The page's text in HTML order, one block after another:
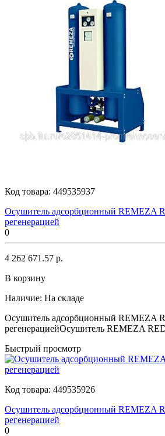
Код товара: 449535937
Осушитель адсорбционный REMEZA
регенерацией
0
4 262 671.57 р.
В корзину
Наличие: На складе
Осушитель адсорбционный REMEZA
регенерациейОсушитель REMEZA
Быстрый просмотр
Код товара: 449535926
Осушитель адсорбционный REMEZA
регенерацией
0